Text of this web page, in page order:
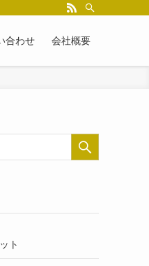
合わせ 会社概要
ト